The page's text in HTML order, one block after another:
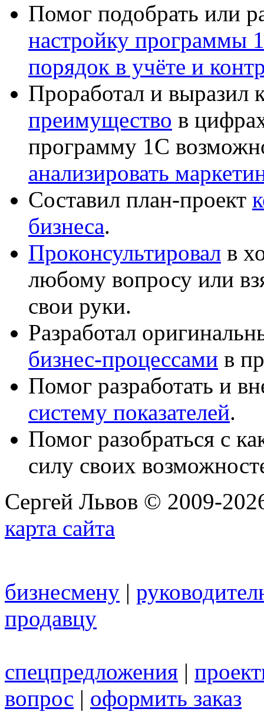
Помог подобрать или
настройку программы
порядок в учёте и
Проработал и выразил
преимущество в
программу 1С
анализировать
Составил план-проект
бизнеса.
Проконсультировал в
любому вопросу или
свои руки.
Разработал
бизнес-процессами в
Помог разработать и
систему показателей.
Помог разобраться с
силу своих
Сергей Львов © 2009-
карта сайта
бизнесмену |
продавцу
спецпредложения |
вопрос | оформить заказ